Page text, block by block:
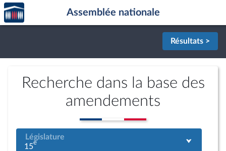
Aller au contenu
Aller en bas de la page
Accèder
à la
page
Assemblée nationale
Résultats >
Recherche dans la base des
amendements
Législature
15e